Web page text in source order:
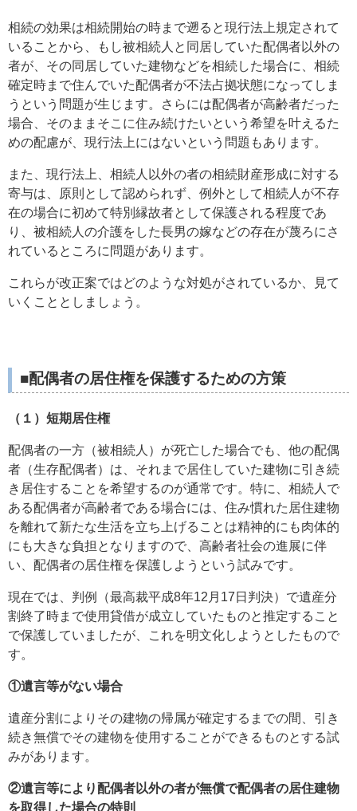
相続の効果は相続開始の時まで遡ると現行法上規定されて
いることから、もし被相続人と同居していた配偶者以外の
者が、その同居していた建物などを相続した場合に、相続
確定時まで住んでいた配偶者が不法占拠状態になってしま
うという問題が生じます。さらには配偶者が高齢者だった
場合、そのままそこに住み続けたいという希望を叶えるた
めの配慮が、現行法上にはないという問題もあります。
また、現行法上、相続人以外の者の相続財産形成に対する
寄与は、原則として認められず、例外として相続人が不存
在の場合に初めて特別縁故者として保護される程度であ
り、被相続人の介護をした長男の嫁などの存在が蔑ろにさ
れているところに問題があります。
これらが改正案ではどのような対処がされているか、見て
いくこととしましょう。
■配偶者の居住権を保護するための方策
（１）短期居住権
配偶者の一方（被相続人）が死亡した場合でも、他の配偶
者（生存配偶者）は、それまで居住していた建物に引き続
き居住することを希望するのが通常です。特に、相続人で
ある配偶者が高齢者である場合には、住み慣れた居住建物
を離れて新たな生活を立ち上げることは精神的にも肉体的
にも大きな負担となりますので、高齢者社会の進展に伴
い、配偶者の居住権を保護しようという試みです。
現在では、判例（最高裁平成8年12月17日判決）で遺産分
割終了時まで使用貸借が成立していたものと推定すること
で保護していましたが、これを明文化しようとしたもので
す。
①遺言等がない場合
遺産分割によりその建物の帰属が確定するまでの間、引き
続き無償でその建物を使用することができるものとする試
みがあります。
②遺言等により配偶者以外の者が無償で配偶者の居住建物
を取得した場合の特則